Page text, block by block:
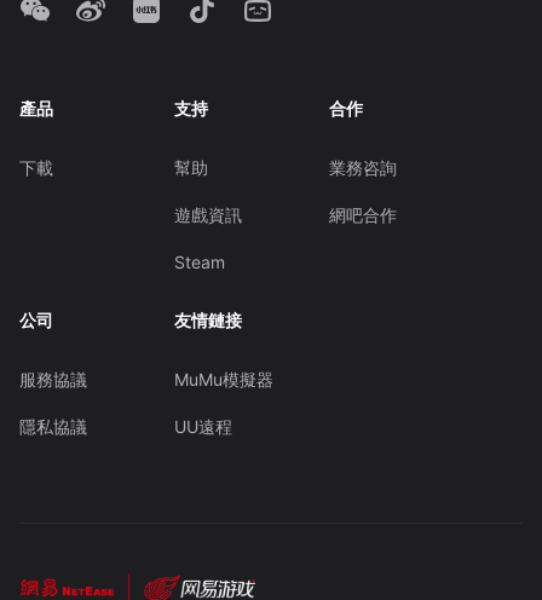
產品
下載
支持
幫助
遊戲資訊
Steam
合作
業務咨詢
網吧合作
公司
服務協議
隱私協議
友情鏈接
MuMu模擬器
UU遠程